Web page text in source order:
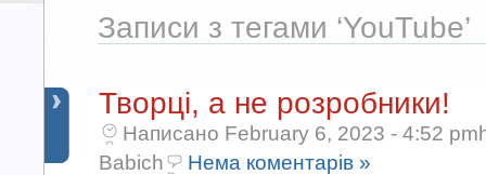
Записи з тегами ‘YouTube’
Творці, а не розробники!
Написано February 6, 2023 - 4:52
Babich
Нема коментарів »